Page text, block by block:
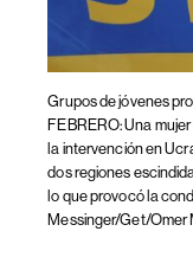
Grupos de jóvenes
FEBRERO: Una
la intervención en
dos regiones
lo que provocó la
Messinger/Get/Omer